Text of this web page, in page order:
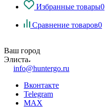
Избранные товары0
Сравнение товаров0
Ваш город
Элиста
info@huntergo.ru
Вконтакте
Telegram
MAX